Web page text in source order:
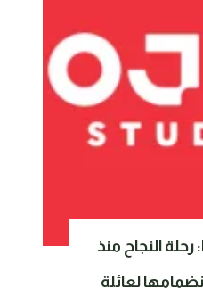
شركة Mojang: رحلة النجاح منذ
لعائلة